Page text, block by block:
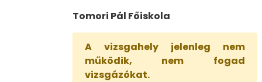
Tomori Pál Főiskola
A vizsgahely jelenleg nem
működik, nem fogad
vizsgázókat.